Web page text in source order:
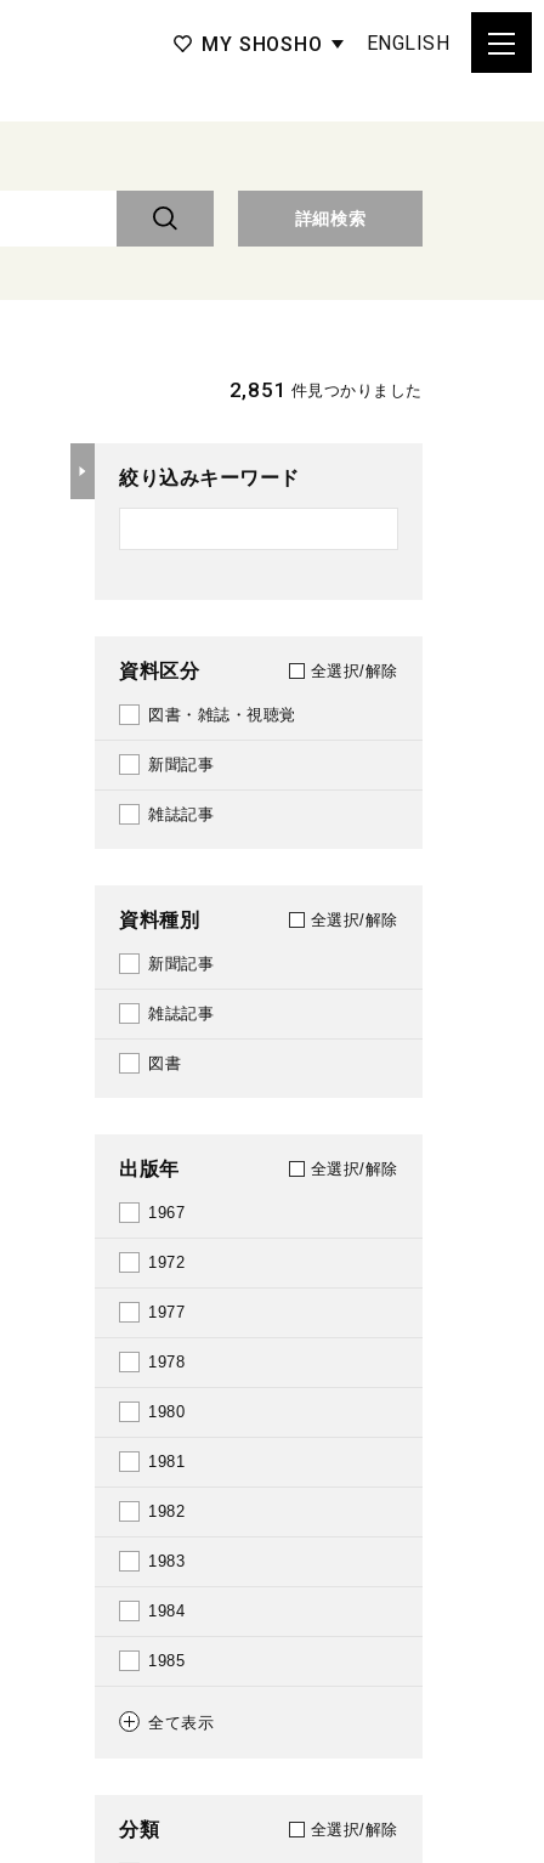
MY SHOSHO ENGLISH
詳細検索
2,851 件見つかりました
絞り込みキーワード
資料区分 全選択/解除
図書・雑誌・視聴覚
新聞記事
雑誌記事
資料種別 全選択/解除
新聞記事
雑誌記事
図書
出版年 全選択/解除
1967
1972
1977
1978
1980
1981
1982
1983
1984
1985
1986
全て表示
分類 全選択/解除